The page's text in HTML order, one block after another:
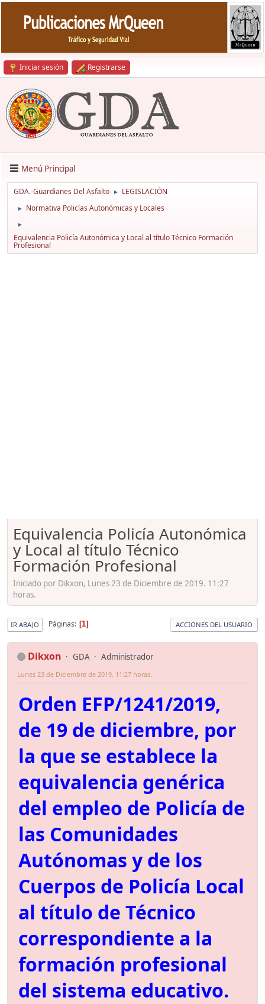
Iniciar sesión Registrarse
Menú Principal
GDA.-Guardianes Del Asfalto ► LEGISLACIÓN
► Normativa Policías Autonómicas y Locales
►
Equivalencia Policía Autonómica y Local al título Técnico Formación
Profesional
Equivalencia Policía Autonómica
y Local al título Técnico
Formación Profesional
Iniciado por Dikxon, Lunes 23 de Diciembre de 2019. 11:27
horas.
IR ABAJO Páginas 1 ACCIONES DEL USUARIO
Dikxon GDA Administrador
Lunes 23 de Diciembre de 2019. 11:27 horas.
Orden EFP/1241/2019,
de 19 de diciembre, por
la que se establece la
equivalencia genérica
del empleo de Policía de
las Comunidades
Autónomas y de los
Cuerpos de Policía Local
al título de Técnico
correspondiente a la
formación profesional
del sistema educativo.